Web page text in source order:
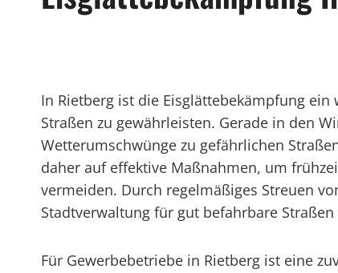
In Rietberg ist die Eisglättebekämpfung
Straßen zu gewährleisten. Gerade in den
Wetterumschwünge zu gefährlichen
daher auf effektive Maßnahmen, um
vermeiden. Durch regelmäßiges Streuen
Stadtverwaltung für gut befahrbare Straßen
Für Gewerbebetriebe in Rietberg ist eine